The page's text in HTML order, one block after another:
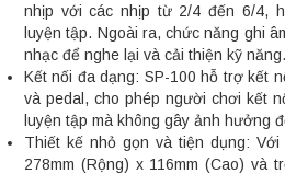
nhịp với các nhịp từ 2/4 đến 6/4,
luyện tập. Ngoài ra, chức năng ghi
nhạc để nghe lại và cải thiện kỹ năng.
Kết nối đa dạng: SP-100 hỗ trợ kết
và pedal, cho phép người chơi kết
luyện tập mà không gây ảnh hưởng
Thiết kế nhỏ gọn và tiện dụng:
278mm (Rộng) x 116mm (Cao) và